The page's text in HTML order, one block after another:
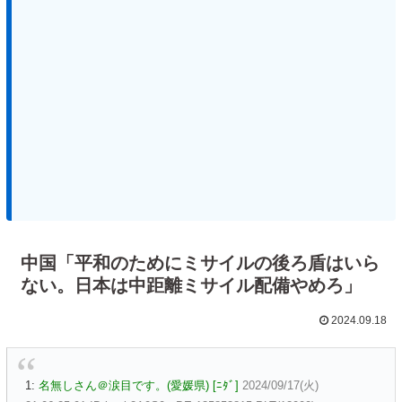
中国「平和のためにミサイルの後ろ盾はいら
ない。日本は中距離ミサイル配備やめろ」
2024.09.18
1: 名無しさん＠涙目です。(愛媛県) [ﾆﾀﾞ] 2024/09/17(火)